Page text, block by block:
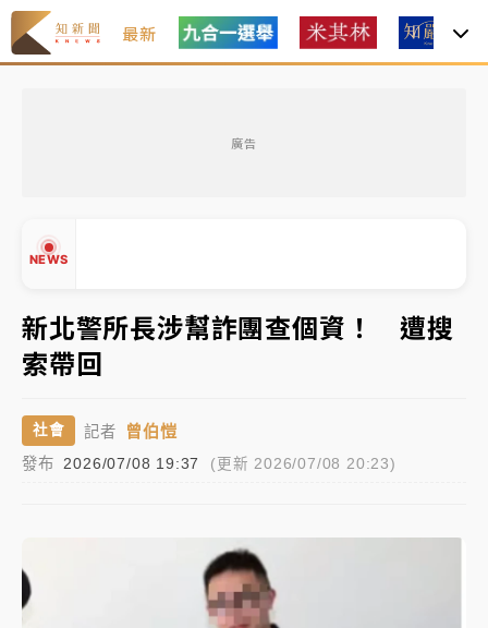
最新
廣告
NEWS
中信慈善基金會想增加董事人數！辜仲諒向法院聲請遭
駁 理由曝光
故宮《龍藏經》特展第2檔！今線上預約開賣一度塞車
周六起展出延長至晚上7時
台東農業處長涉圖利渡假村！東檢抗告成功 今重開羈
父親節泡湯了！中颱白海豚雨彈轟3天 「紅到發紫」降
雨熱區曝
女律師陳昱瑄詐慈濟10億！黃金158kg遭查扣畫面曝光
暑假過三周才推「E宿新北打卡趣」！抽獎程序複雜 觀
新北警所長涉幫詐團查個資！ 遭搜
索帶回
社會 記者 曾伯愷
發布 2026/07/08 19:37 (更新 2026/07/08 20:23)